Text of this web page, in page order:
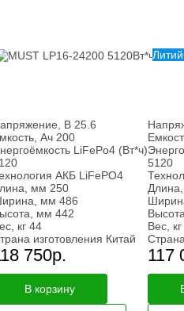
В 25.6
Ач 200
LiFePo4 (Вт*ч)
АКБ LiFePO4
мм 250
мм 486
мм 442
кг 44
изготовления Китай
750р.
В корзину
5120
Вес, кг
117